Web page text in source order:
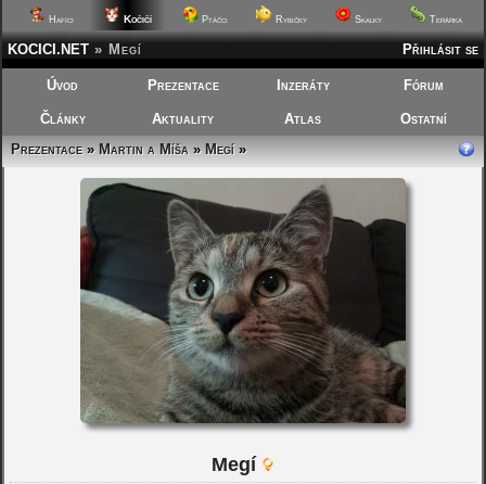
Hafíci Kočičí Ptáčci Rybičky Skalky Terárka
Přihlásit se
KOCICI.NET » Megí
Úvod Prezentace Inzeráty Fórum
Články Aktuality Atlas
Ostatní
Prezentace»Martin a Míša»Megí»
Megí